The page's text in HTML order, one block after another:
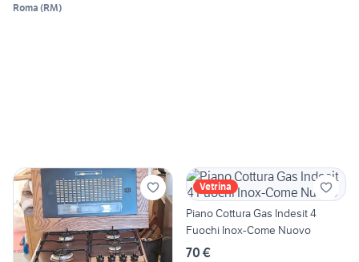
Roma (RM)
Vetrina
Piano Cottura Gas Indesit 4
Fuochi Inox-Come Nuovo
70 €